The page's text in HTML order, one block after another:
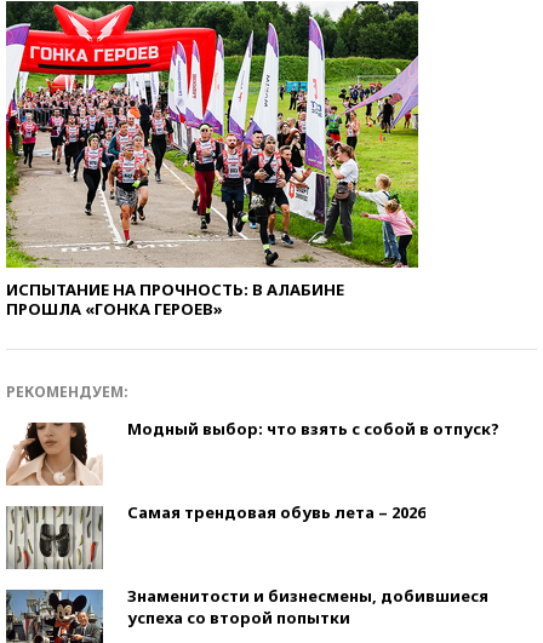
ИСПЫТАНИЕ НА ПРОЧНОСТЬ: В АЛАБИНЕ
ПРОШЛА «ГОНКА ГЕРОЕВ»
РЕКОМЕНДУЕМ:
Модный выбор: что взять с собой в отпуск?
Самая трендовая обувь лета – 2026
Знаменитости и бизнесмены, добившиеся
успеха со второй попытки